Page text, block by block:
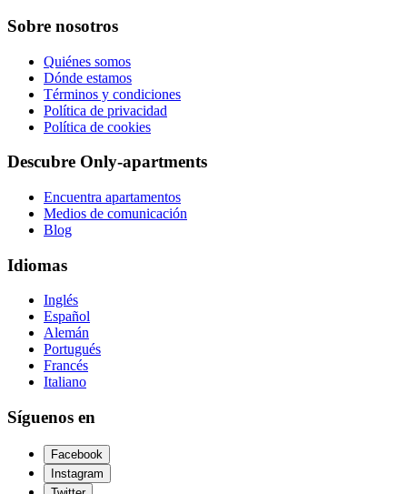
Sobre nosotros
Quiénes somos
Dónde estamos
Términos y condiciones
Política de privacidad
Política de cookies
Descubre Only-apartments
Encuentra apartamentos
Medios de comunicación
Blog
Idiomas
Inglés
Español
Alemán
Portugués
Francés
Italiano
Síguenos en
Facebook
Instagram